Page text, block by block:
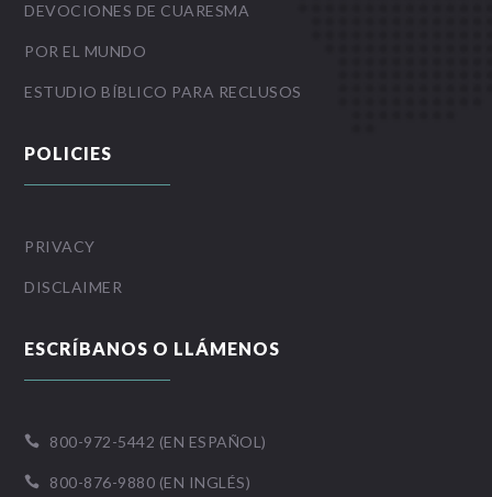
DEVOCIONES DE CUARESMA
POR EL MUNDO
ESTUDIO BÍBLICO PARA RECLUSOS
POLICIES
PRIVACY
DISCLAIMER
ESCRÍBANOS O LLÁMENOS
 800-972-5442 (EN ESPAÑOL)
 800-876-9880 (EN INGLÉS)